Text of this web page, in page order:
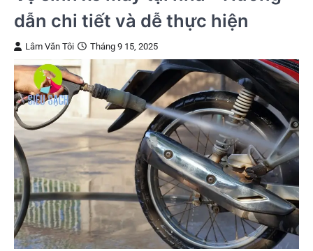
dẫn chi tiết và dễ thực hiện
Lâm Văn Tôi Tháng 9 15, 2025